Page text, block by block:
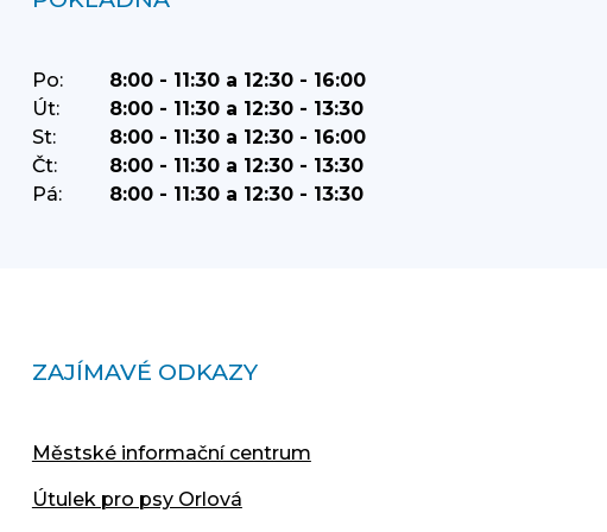
Po:
8:00 - 11:30 a 12:30 - 16:00
Út:
8:00 - 11:30 a 12:30 - 13:30
St:
8:00 - 11:30 a 12:30 - 16:00
Čt:
8:00 - 11:30 a 12:30 - 13:30
Pá:
8:00 - 11:30 a 12:30 - 13:30
ZAJÍMAVÉ ODKAZY
Městské informační centrum
Útulek pro psy Orlová